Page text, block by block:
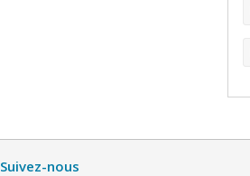
Suivez-nous